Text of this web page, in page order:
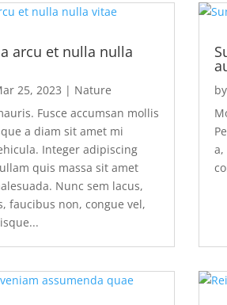
arcu et nulla nulla
25, 2023 | Nature
Fusce accumsan mollis
a diam sit amet mi
Integer adipiscing
quis massa sit amet
Nunc sem lacus,
faucibus non, congue vel,
by
a,